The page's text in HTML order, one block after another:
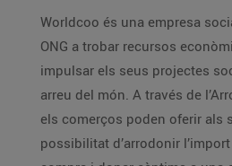
Worldcoo és una empresa
ONG a trobar recursos
impulsar els seus projectes
arreu del món. A través de
els comerços poden oferir als
possibilitat d’arrodonir